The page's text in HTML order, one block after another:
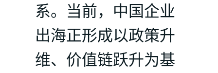
系。当前，中国企业
出海正形成以政策升
维、价值链跃升为基